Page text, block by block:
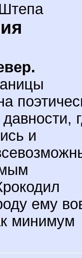
и
ему
минимум